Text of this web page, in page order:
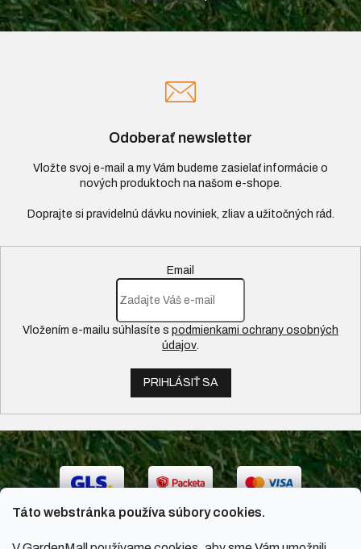
Táto webstránka používa súbory cookies.
Odoberať newsletter
Vložte svoj e-mail a my Vám budeme zasielať informácie o
nových produktoch na našom e-shope.
Email
Vložením e-mailu súhlasíte s podmienkami ochrany osobných
údajov.
PRIHLÁSIŤ SA